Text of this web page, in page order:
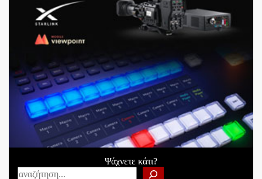
Ψάχνετε κάτι?